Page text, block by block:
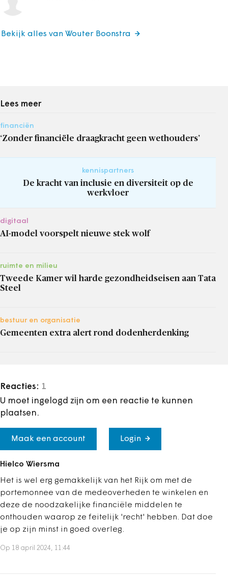
Bekijk alles van Wouter Boonstra
Lees meer
financiën
‘Zonder financiële draagkracht geen wethouders’
kennispartners
De kracht van inclusie en diversiteit op de
werkvloer
digitaal
AI-model voorspelt nieuwe stek wolf
ruimte en milieu
Tweede Kamer wil harde gezondheidseisen aan Tata
Steel
bestuur en organisatie
Gemeenten extra alert rond dodenherdenking
Reacties: 1
U moet ingelogd zijn om een reactie te kunnen
plaatsen.
Maak een account Login
Hielco Wiersma
Het is wel erg gemakkelijk van het Rijk om met de
portemonnee van de medeoverheden te winkelen en
deze de noodzakelijke financiële middelen te
onthouden waarop ze feitelijk 'recht' hebben. Dat doe
je op zijn minst in goed overleg.
Op 18 april 2024, 11:44